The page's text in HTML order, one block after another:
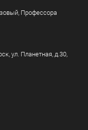
Профессора
ул. Планетная, д.30,